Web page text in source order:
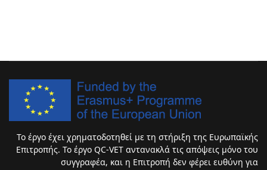
Το έργο έχει χρηματοδοτηθεί με τη στήριξη της Ευρωπαϊκής
Επιτροπής. Το έργο QC-VET αντανακλά τις απόψεις μόνο του
συγγραφέα, και η Επιτροπή δεν φέρει ευθύνη για